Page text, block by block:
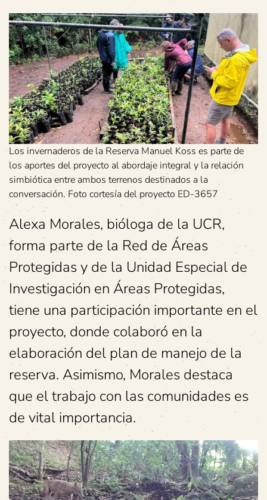
Los invernaderos de la Reserva Manuel Koss es parte de
los aportes del proyecto al abordaje integral y la relación
simbiótica entre ambos terrenos destinados a la
conversación. Foto cortesía del proyecto ED-3657
Alexa Morales, bióloga de la UCR,
forma parte de la Red de Áreas
Protegidas y de la Unidad Especial de
Investigación en Áreas Protegidas,
tiene una participación importante en el
proyecto, donde colaboró en la
elaboración del plan de manejo de la
reserva. Asimismo, Morales destaca
que el trabajo con las comunidades es
de vital importancia.